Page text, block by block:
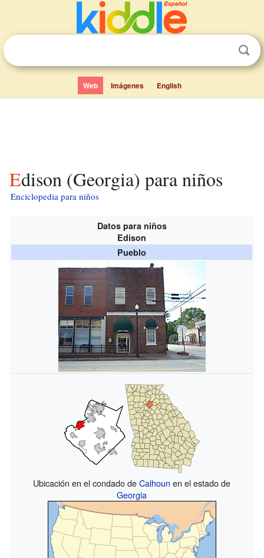
Web Imágenes English
Edison (Georgia) para niños
Enciclopedia para niños
Datos para niños
Edison
Pueblo
Ubicación en el condado deCalhoun en el estado de
Georgia